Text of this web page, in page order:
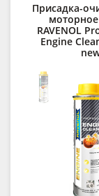
Присадка-
RAVENOL
Engine